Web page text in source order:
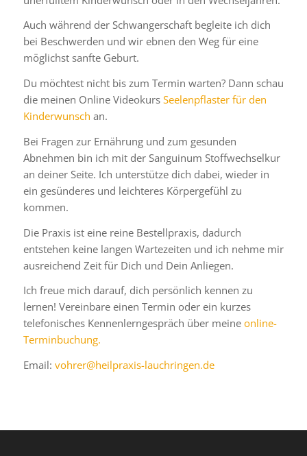
Auch während der Schwangerschaft begleite ich dich
bei Beschwerden und wir ebnen den Weg für eine
möglichst sanfte Geburt.
Du möchtest nicht bis zum Termin warten? Dann schau
die meinen Online Videokurs Seelenpflaster für den
Kinderwunsch an.
Bei Fragen zur Ernährung und zum gesunden
Abnehmen bin ich mit der Sanguinum Stoffwechselkur
an deiner Seite. Ich unterstütze dich dabei, wieder in
ein gesünderes und leichteres Körpergefühl zu
kommen.
Die Praxis ist eine reine Bestellpraxis, dadurch
entstehen keine langen Wartezeiten und ich nehme mir
ausreichend Zeit für Dich und Dein Anliegen.
Ich freue mich darauf, dich persönlich kennen zu
lernen! Vereinbare einen Termin oder ein kurzes
telefonisches Kennenlerngespräch über meine online-
Terminbuchung.
Email: vohrer@heilpraxis-lauchringen.de